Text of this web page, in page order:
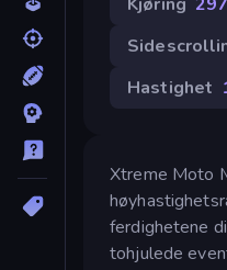
Hastighet
Xtreme Moto
ferdighetene
tohjulede